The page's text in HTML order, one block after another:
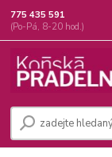
775 435 591
(Po-Pá, 8-20 hod.)